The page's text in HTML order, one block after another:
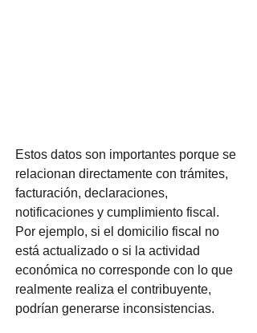
Estos datos son importantes porque se
relacionan directamente con trámites,
facturación, declaraciones,
notificaciones y cumplimiento fiscal.
Por ejemplo, si el domicilio fiscal no
está actualizado o si la actividad
económica no corresponde con lo que
realmente realiza el contribuyente,
podrían generarse inconsistencias.